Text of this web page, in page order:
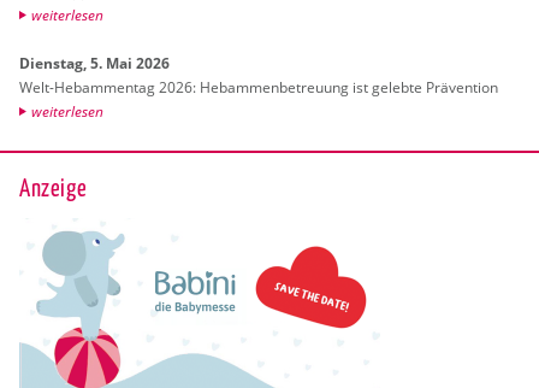
wei­ter­le­sen
Diens­tag, 5. Mai 2026
Welt-Heb­am­men­tag 2026: Heb­am­men­be­treu­ung ist ge­leb­te Prä­ven­ti­on
wei­ter­le­sen
Anzeige